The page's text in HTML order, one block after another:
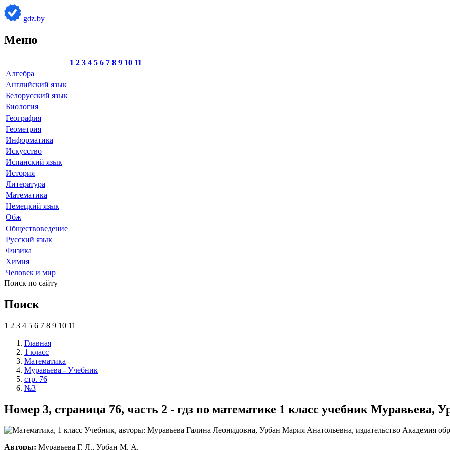
gdz.by
Меню
1 2 3 4 5 6 7 8 9 10 11
Алгебра
Английский язык
Белорусский язык
Биология
География
Геометрия
Информатика
Искусство
Испанский язык
История
Литература
Математика
Немецкий язык
Обж
Обществоведение
Русский язык
Физика
Химия
Человек и мир
Поиск по сайту
Поиск
1 2 3 4 5 6 7 8 9 10 11
Главная
1 класс
Математика
Муравьева - Учебник
стр. 76
№3
Номер 3, страница 76, часть 2 - гдз по математике 1 класс учебник Муравьева,
Авторы: Муравьева Г. Л., Урбан М. А.